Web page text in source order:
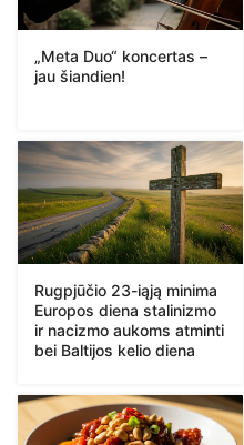
„Meta Duo“ koncertas –
jau šiandien!
Rugpjūčio 23-iąją minima
Europos diena stalinizmo
ir nacizmo aukoms atminti
bei Baltijos kelio diena